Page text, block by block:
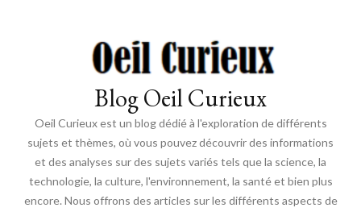
Blog Oeil Curieux
Oeil Curieux est un blog dédié à l'exploration de différents
sujets et thèmes, où vous pouvez découvrir des informations
et des analyses sur des sujets variés tels que la science, la
technologie, la culture, l'environnement, la santé et bien plus
encore. Nous offrons des articles sur les différents aspects de